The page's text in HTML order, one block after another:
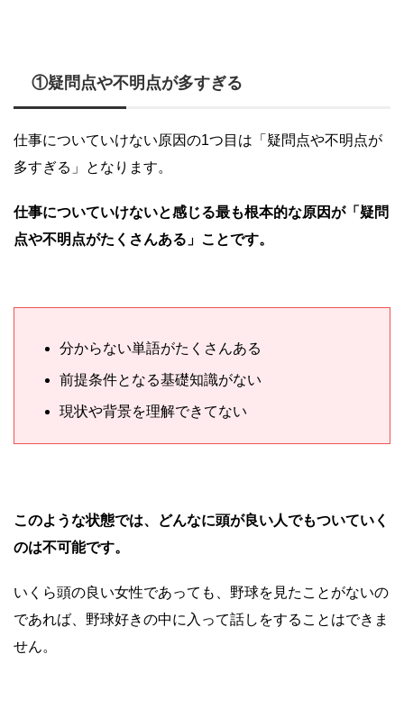
①疑問点や不明点が多すぎる
仕事についていけない原因の1つ目は「疑問点や不明点が
多すぎる」となります。
仕事についていけないと感じる最も根本的な原因が「疑問
点や不明点がたくさんある」ことです。
分からない単語がたくさんある
前提条件となる基礎知識がない
現状や背景を理解できてない
このような状態では、どんなに頭が良い人でもついていく
のは不可能です。
いくら頭の良い女性であっても、野球を見たことがないの
であれば、野球好きの中に入って話しをすることはできま
せん。